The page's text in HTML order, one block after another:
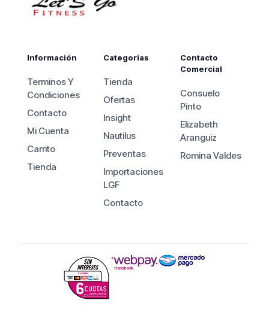
Información
Terminos Y
Condiciones
Contacto
Mi Cuenta
Carrito
Tienda
Categorias
Tienda
Ofertas
Insight
Nautilus
Preventas
Importaciones
LGF
Contacto
Contacto
Comercial
Consuelo
Pinto
Elizabeth
Aranguiz
Romina Valdes